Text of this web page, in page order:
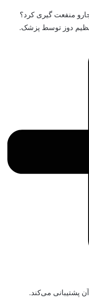
منفعت گیری کرد؟
دوز توسط پزشک.
پشتیبانی می‌کند.